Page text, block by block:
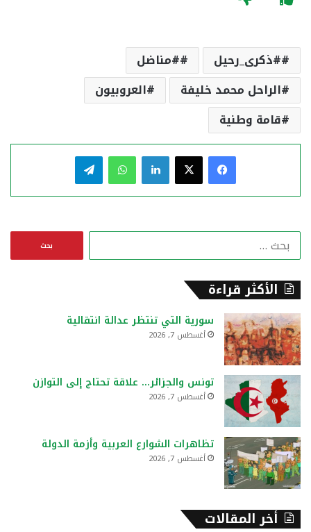
#ذكرى_رحيل
#مناضل
الراحل محمد خليفة
العروبيون
قامة وطنية
فيسبوك لينكدإن واتساب
ن
الأكثر قراءة
سورية التي تنتظر عدالة انتقالية
أغسطس 7, 2026
تونس والجزائر… علاقة تحتاج إلى التوازن
أغسطس 7, 2026
تظاهرات الشوارع العربية وأزمة الدولة
أغسطس 7, 2026
أخر المقالات